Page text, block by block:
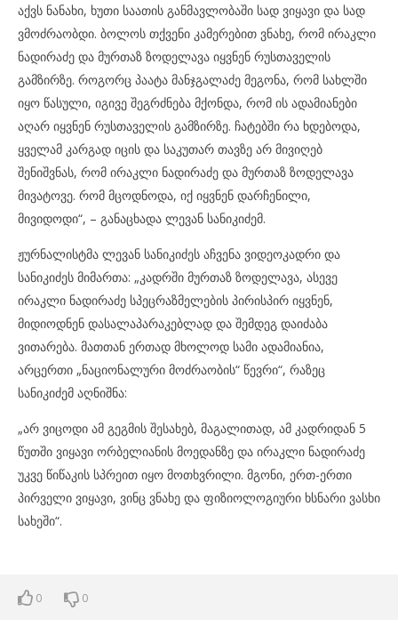
აქვს ნანახი, ხუთი საათის განმავლობაში სად ვიყავი და სად
ვმოძრაობდი. ბოლოს თქვენი კამერებით ვნახე, რომ ირაკლი
ნადირაძე და მურთაზ ზოდელავა იყვნენ რუსთაველის
გამზირზე. როგორც პაატა მანჯგალაძე მეგონა, რომ სახლში
იყო წასული, იგივე შეგრძნება მქონდა, რომ ის ადამიანები
აღარ იყვნენ რუსთაველის გამზირზე. ჩატებში რა ხდებოდა,
ყველამ კარგად იცის და საკუთარ თავზე არ მივიღებ
შენიშვნას, რომ ირაკლი ნადირაძე და მურთაზ ზოდელავა
მივატოვე. რომ მცოდნოდა, იქ იყვნენ დარჩენილი,
მივიდოდი“, – განაცხადა ლევან სანიკიძემ.
ჟურნალისტმა ლევან სანიკიძეს აჩვენა ვიდეოკადრი და
სანიკიძეს მიმართა: „კადრში მურთაზ ზოდელავა, ასევე
ირაკლი ნადირაძე სპეცრაზმელების პირისპირ იყვნენ,
მიდიოდნენ დასალაპარაკებლად და შემდეგ დაიძაბა
ვითარება. მათთან ერთად მხოლოდ სამი ადამიანია,
არცერთი „ნაციონალური მოძრაობის“ წევრი“, რაზეც
სანიკიძემ აღნიშნა:
„არ ვიცოდი ამ გეგმის შესახებ, მაგალითად, ამ კადრიდან 5
წუთში ვიყავი ორბელიანის მოედანზე და ირაკლი ნადირაძე
უკვე წიწაკის სპრეით იყო მოთხვრილი. მგონი, ერთ-ერთი
პირველი ვიყავი, ვინც ვნახე და ფიზიოლოგიური ხსნარი ვასხი
სახეში“.
0 0